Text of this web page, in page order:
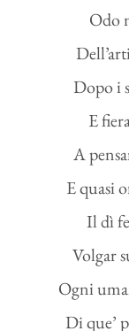
Odo
Dopo i
E
A
E quasi
Il dì
Volgar
Ogni
Di que’